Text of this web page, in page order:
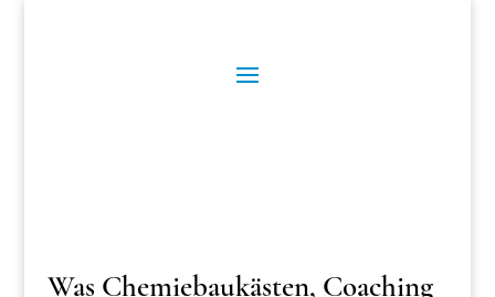
Was Chemiebaukästen, Coaching